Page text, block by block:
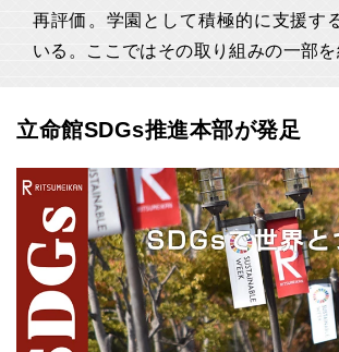
再評価。学園として積極的に支援す
いる。ここではその取り組みの一部を
立命館SDGs推進本部が発足